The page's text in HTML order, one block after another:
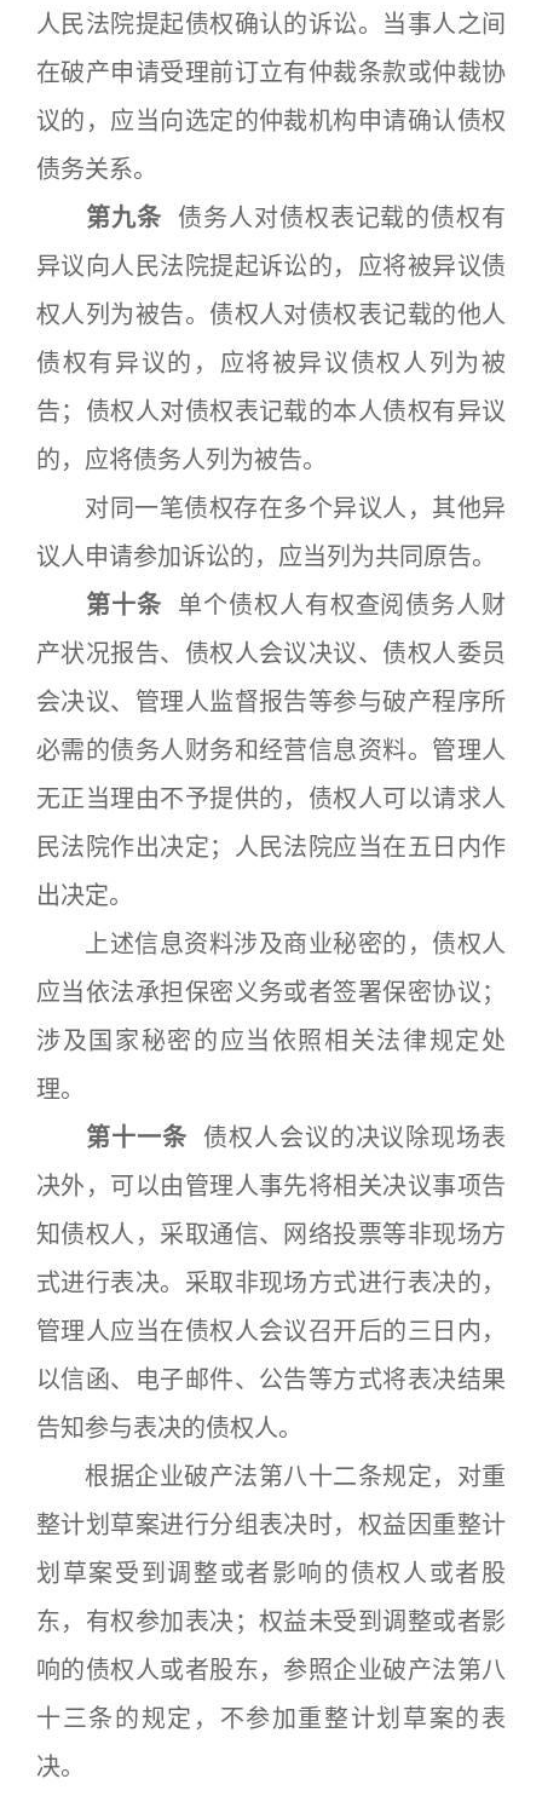
人民法院提起债权确认的诉讼。当事人之间
在破产申请受理前订立有仲裁条款或仲裁协
议的，应当向选定的仲裁机构申请确认债权
债务关系。
第九条 债务人对债权表记载的债权有
异议向人民法院提起诉讼的，应将被异议债
权人列为被告。债权人对债权表记载的他人
债权有异议的，应将被异议债权人列为被
告；债权人对债权表记载的本人债权有异议
的，应将债务人列为被告。
对同一笔债权存在多个异议人，其他异
议人申请参加诉讼的，应当列为共同原告。
第十条 单个债权人有权查阅债务人财
产状况报告、债权人会议决议、债权人委员
会决议、管理人监督报告等参与破产程序所
必需的债务人财务和经营信息资料。管理人
无正当理由不予提供的，债权人可以请求人
民法院作出决定；人民法院应当在五日内作
出决定。
上述信息资料涉及商业秘密的，债权人
应当依法承担保密义务或者签署保密协议；
涉及国家秘密的应当依照相关法律规定处
理。
第十一条 债权人会议的决议除现场表
决外，可以由管理人事先将相关决议事项告
知债权人，采取通信、网络投票等非现场方
式进行表决。采取非现场方式进行表决的，
管理人应当在债权人会议召开后的三日内，
以信函、电子邮件、公告等方式将表决结果
告知参与表决的债权人。
根据企业破产法第八十二条规定，对重
整计划草案进行分组表决时，权益因重整计
划草案受到调整或者影响的债权人或者股
东，有权参加表决；权益未受到调整或者影
响的债权人或者股东，参照企业破产法第八
十三条的规定，不参加重整计划草案的表
决。